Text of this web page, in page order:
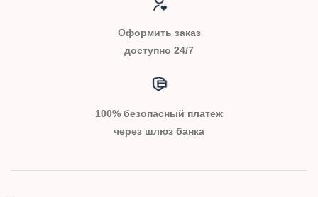
Оформить заказ
доступно 24/7
100% безопасный платеж
через шлюз банка